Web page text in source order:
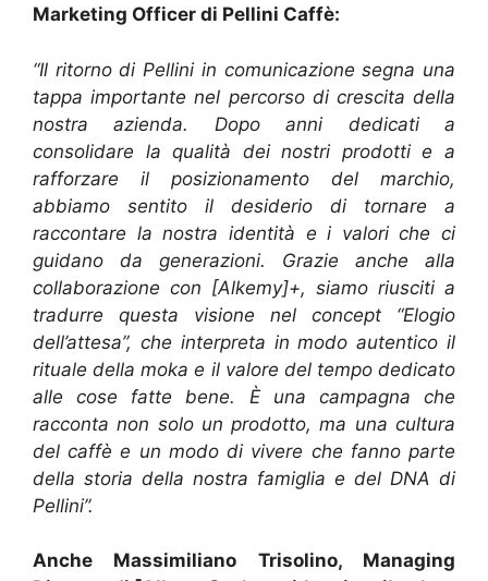
Marketing Officer di Pellini Caffè:
“Il ritorno di Pellini in comunicazione segna una
tappa importante nel percorso di crescita della
nostra azienda. Dopo anni dedicati a
consolidare la qualità dei nostri prodotti e a
rafforzare il posizionamento del marchio,
abbiamo sentito il desiderio di tornare a
raccontare la nostra identità e i valori che ci
guidano da generazioni. Grazie anche alla
collaborazione con [Alkemy]+, siamo riusciti a
tradurre questa visione nel concept “Elogio
dell’attesa”, che interpreta in modo autentico il
rituale della moka e il valore del tempo dedicato
alle cose fatte bene. È una campagna che
racconta non solo un prodotto, ma una cultura
del caffè e un modo di vivere che fanno parte
della storia della nostra famiglia e del DNA di
Pellini”.
Anche Massimiliano Trisolino, Managing